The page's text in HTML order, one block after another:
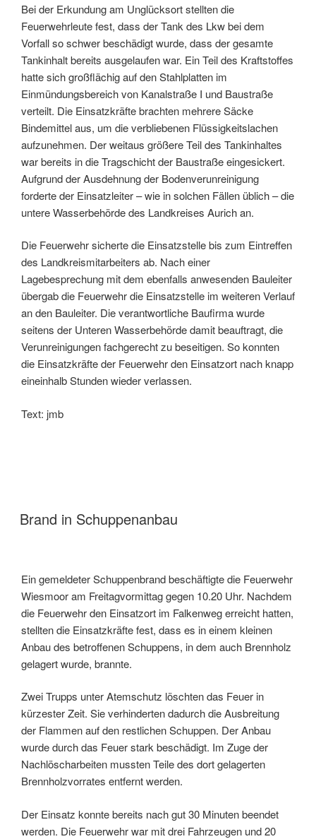
Bei der Erkundung am Unglücksort stellten die
Feuerwehrleute fest, dass der Tank des Lkw bei dem
Vorfall so schwer beschädigt wurde, dass der gesamte
Tankinhalt bereits ausgelaufen war. Ein Teil des Kraftstoffes
hatte sich großflächig auf den Stahlplatten im
Einmündungsbereich von Kanalstraße I und Baustraße
verteilt. Die Einsatzkräfte brachten mehrere Säcke
Bindemittel aus, um die verbliebenen Flüssigkeitslachen
aufzunehmen. Der weitaus größere Teil des Tankinhaltes
war bereits in die Tragschicht der Baustraße eingesickert.
Aufgrund der Ausdehnung der Bodenverunreinigung
forderte der Einsatzleiter – wie in solchen Fällen üblich – die
untere Wasserbehörde des Landkreises Aurich an.
Die Feuerwehr sicherte die Einsatzstelle bis zum Eintreffen
des Landkreismitarbeiters ab. Nach einer
Lagebesprechung mit dem ebenfalls anwesenden Bauleiter
übergab die Feuerwehr die Einsatzstelle im weiteren Verlauf
an den Bauleiter. Die verantwortliche Baufirma wurde
seitens der Unteren Wasserbehörde damit beauftragt, die
Verunreinigungen fachgerecht zu beseitigen. So konnten
die Einsatzkräfte der Feuerwehr den Einsatzort nach knapp
eineinhalb Stunden wieder verlassen.
Text: jmb
Brand in Schuppenanbau
Ein gemeldeter Schuppenbrand beschäftigte die Feuerwehr
Wiesmoor am Freitagvormittag gegen 10.20 Uhr. Nachdem
die Feuerwehr den Einsatzort im Falkenweg erreicht hatten,
stellten die Einsatzkräfte fest, dass es in einem kleinen
Anbau des betroffenen Schuppens, in dem auch Brennholz
gelagert wurde, brannte.
Zwei Trupps unter Atemschutz löschten das Feuer in
kürzester Zeit. Sie verhinderten dadurch die Ausbreitung
der Flammen auf den restlichen Schuppen. Der Anbau
wurde durch das Feuer stark beschädigt. Im Zuge der
Nachlöscharbeiten mussten Teile des dort gelagerten
Brennholzvorrates entfernt werden.
Der Einsatz konnte bereits nach gut 30 Minuten beendet
werden. Die Feuerwehr war mit drei Fahrzeugen und 20